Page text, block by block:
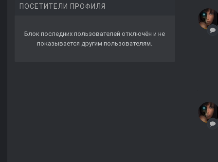
ПОСЕТИТЕЛИ ПРОФИЛЯ
Блок последних пользователей отключён и не
показывается другим пользователям.